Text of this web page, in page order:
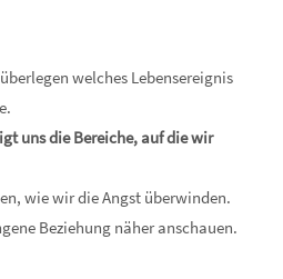
welches Lebensereignis
uns die Bereiche, auf die wir
wie wir die Angst überwinden.
Beziehung näher anschauen.